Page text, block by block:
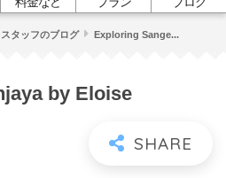
タッフのブログ Exploring Sange...
by Eloise